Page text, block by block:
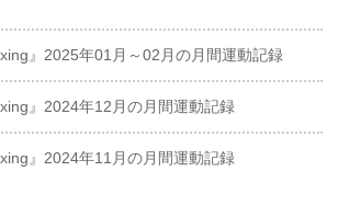
』2025年01月～02月の月間運動記録
』2024年12月の月間運動記録
』2024年11月の月間運動記録